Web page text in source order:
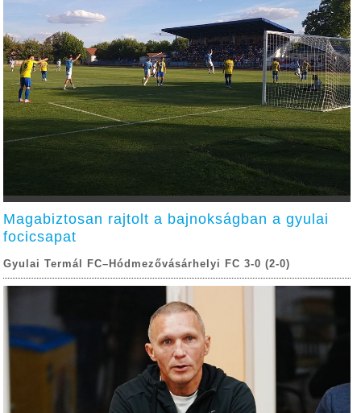
Magabiztosan rajtolt a bajnokságban a gyulai
focicsapat
Gyulai Termál FC–Hódmezővásárhelyi FC 3-0 (2-0)